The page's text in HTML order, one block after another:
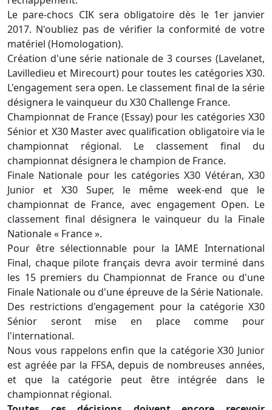
Le pare-chocs CIK sera obligatoire dès le 1er janvier
2017. N'oubliez pas de vérifier la conformité de votre
matériel (Homologation).
Création d'une série nationale de 3 courses (Lavelanet,
Lavilledieu et Mirecourt) pour toutes les catégories X30.
L'engagement sera open. Le classement final de la série
désignera le vainqueur du X30 Challenge France.
Championnat de France (Essay) pour les catégories X30
Sénior et X30 Master avec qualification obligatoire via le
championnat régional. Le classement final du
championnat désignera le champion de France.
Finale Nationale pour les catégories X30 Vétéran, X30
Junior et X30 Super, le même week-end que le
championnat de France, avec engagement Open. Le
classement final désignera le vainqueur du la Finale
Nationale « France ».
Pour être sélectionnable pour la IAME International
Final, chaque pilote français devra avoir terminé dans
les 15 premiers du Championnat de France ou d'une
Finale Nationale ou d'une épreuve de la Série Nationale.
Des restrictions d'engagement pour la catégorie X30
Sénior seront mise en place comme pour
l'international.
Nous vous rappelons enfin que la catégorie X30 Junior
est agréée par la FFSA, depuis de nombreuses années,
et que la catégorie peut être intégrée dans le
championnat régional.